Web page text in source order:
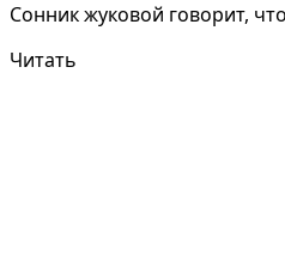
Сонник жуковой говорит,
Читать